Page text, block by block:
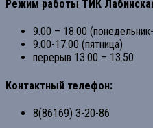
Режим работы ТИК
9.00 – 18.00
9.00-17.00 (пятница)
перерыв 13.00 – 13.50
Контактный телефон:
8(86169) 3-20-86